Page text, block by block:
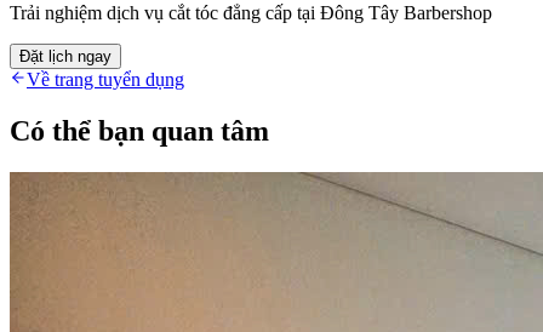
Trải nghiệm dịch vụ cắt tóc đẳng cấp tại Đông Tây Barbershop
Đặt lịch ngay
Về trang tuyển dụng
Có thể bạn quan tâm